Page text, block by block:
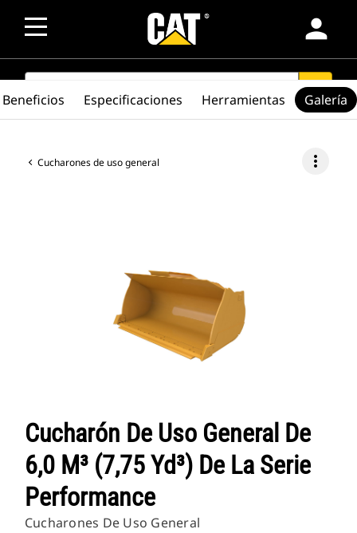
person
SEARCH search
Cucharones de uso general more_vert
Cucharón De Uso General De
6,0 M³ (7,75 Yd³) De La Serie
Performance
Cucharones De Uso General
Beneficios Especificaciones Herramientas Galería